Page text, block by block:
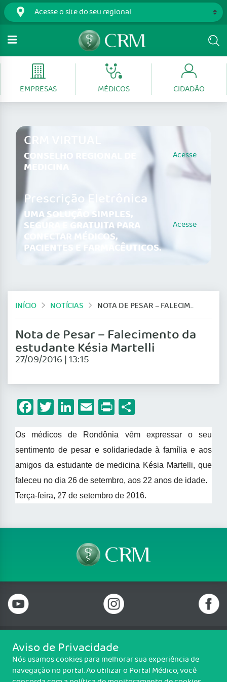
EMPRESAS MÉDICOS CIDADÃO
CRM VIRTUAL
CONSELHO REGIONAL DE
MEDICINA
Acesse
Prescrição Eletrônica
UMA SOLUÇÃO SIMPLES,
SEGURA E GRATUITA PARA
CONECTAR MÉDICOS,
PACIENTES E FARMACÊUTICOS.
Acesse
INÍCIO NOTÍCIAS NOTA DE PESAR – FALECIMENTO DA ESTUDANTE KÉSIA MARTELLI
Nota de Pesar – Falecimento da
estudante Késia Martelli
27/09/2016 | 13:15
Facebook
Twitter
LinkedIn
Email
Print
Os médicos de Rondônia vêm expressar o seu
sentimento de pesar e solidariedade à família e aos
amigos da estudante de medicina Késia Martelli, que
faleceu no dia 26 de setembro, aos 22 anos de idade.
Terça-feira, 27 de setembro de 2016.
Telefone: 69 99912-5448
Email: protocolo@cremero.org.br
Avenida dos Imigrantes, 3414, Liberdade, Porto Velho/RO - CEP: 76803-
Aviso de Privacidade
Nós usamos cookies para melhorar sua experiência de
navegação no portal. Ao utilizar o Portal Médico, você